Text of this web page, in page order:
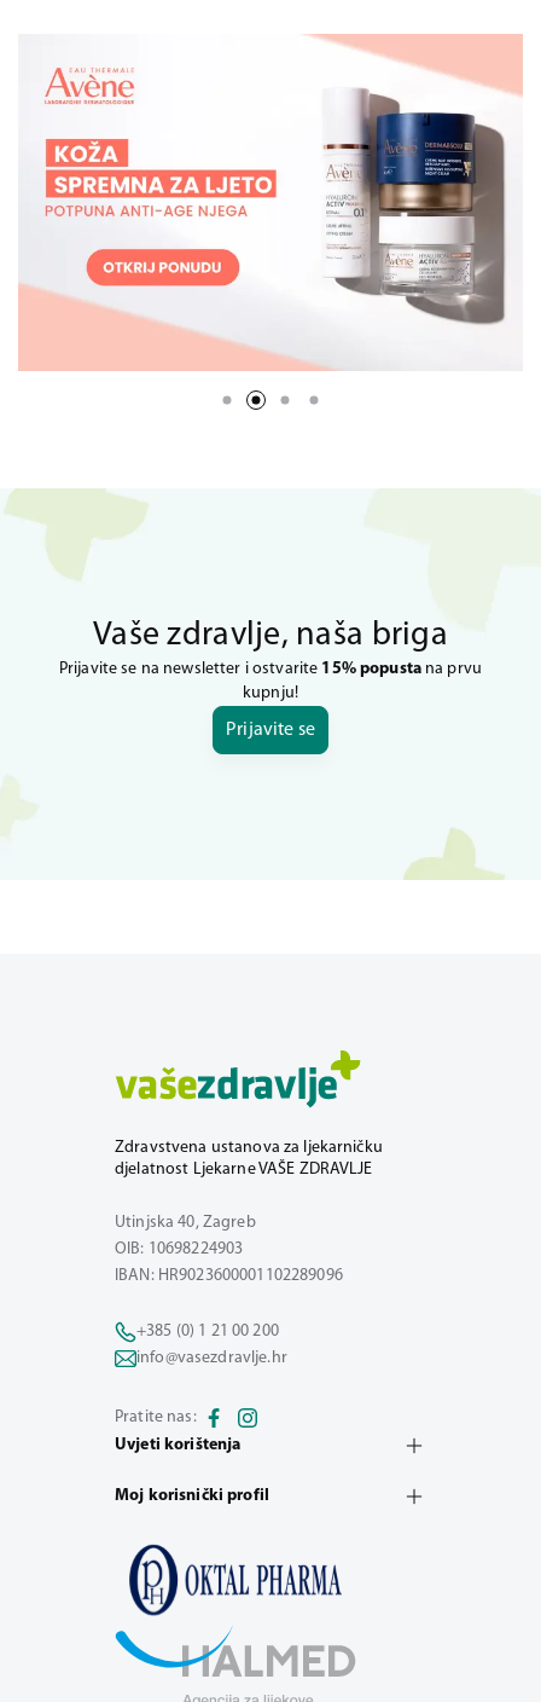
Vaše zdravlje, naša briga
Prijavite se na newsletter i ostvarite 15% popustana prvu
kupnju!
Prijavite se
Zdravstvena ustanova za ljekarničku
djelatnost Ljekarne VAŠE ZDRAVLJE
Utinjska 40, Zagreb
OIB: 10698224903
IBAN: HR9023600001102289096
+385 (0) 1 21 00 200
info@vasezdravlje.hr
Pratite nas:
Uvjeti korištenja
Moj korisnički profil